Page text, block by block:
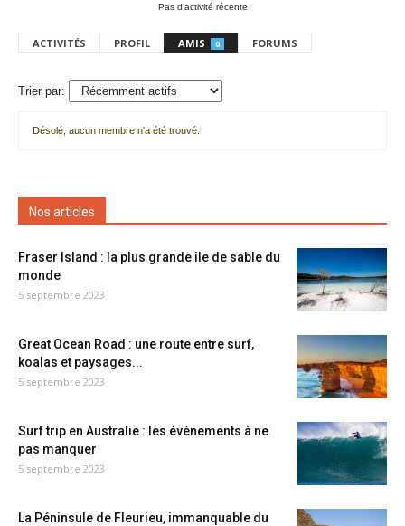
Pas d’activité récente
ACTIVITÉS PROFIL AMIS 0 FORUMS
Trier par:
amis
Désolé, aucun membre n'a été trouvé.
Nos articles
Fraser Island : la plus grande île de sable du
monde
5 septembre 2023
Great Ocean Road : une route entre surf,
koalas et paysages...
5 septembre 2023
Surf trip en Australie : les événements à ne
pas manquer
5 septembre 2023
La Péninsule de Fleurieu, immanquable du